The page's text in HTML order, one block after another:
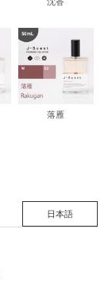
落雁
日本語